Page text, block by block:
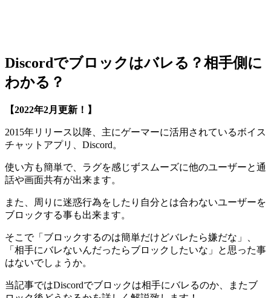
Discordでブロックはバレる？相手側に
わかる？
【2022年2月更新！】
2015年リリース以降、主にゲーマーに活用されているボイス
チャットアプリ、Discord。
使い方も簡単で、ラグを感じずスムーズに他のユーザーと通
話や画面共有が出来ます。
また、周りに迷惑行為をしたり自分とは合わないユーザーを
ブロックする事も出来ます。
そこで「ブロックするのは簡単だけどバレたら嫌だな」、
「相手にバレないんだったらブロックしたいな」と思った事
はないでしょうか。
当記事ではDiscordでブロックは相手にバレるのか、またブ